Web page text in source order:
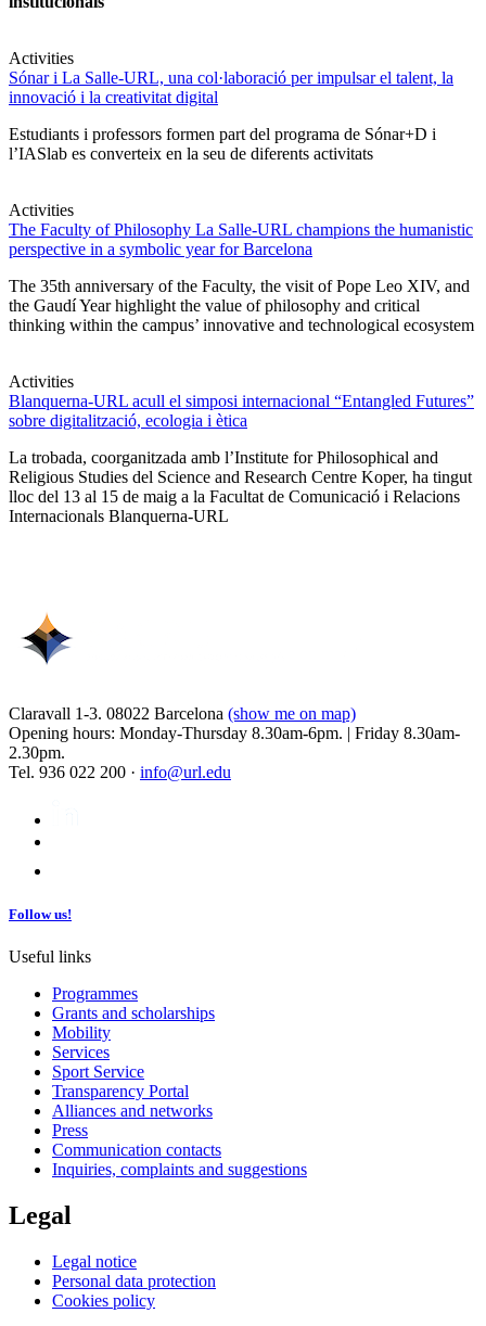
Activities
Sónar i La Salle-URL, una col·laboració per impulsar el talent, la
innovació i la creativitat digital
Estudiants i professors formen part del programa de Sónar+D i
l’IASlab es converteix en la seu de diferents activitats
Activities
The Faculty of Philosophy La Salle-URL champions the humanistic
perspective in a symbolic year for Barcelona
The 35th anniversary of the Faculty, the visit of Pope Leo XIV, and
the Gaudí Year highlight the value of philosophy and critical
thinking within the campus’ innovative and technological ecosystem
Activities
Blanquerna-URL acull el simposi internacional “Entangled Futures”
sobre digitalització, ecologia i ètica
La trobada, coorganitzada amb l’Institute for Philosophical and
Religious Studies del Science and Research Centre Koper, ha tingut
lloc del 13 al 15 de maig a la Facultat de Comunicació i Relacions
Internacionals Blanquerna-URL
Claravall 1-3. 08022 Barcelona (show me on map)
Opening hours: Monday-Thursday 8.30am-6pm. | Friday 8.30am-
2.30pm.
Tel. 936 022 200 · info@url.edu
Follow us!
Useful links
Programmes
Grants and scholarships
Mobility
Services
Sport Service
Transparency Portal
Alliances and networks
Press
Communication contacts
Inquiries, complaints and suggestions
Legal
Legal notice
Personal data protection
Cookies policy